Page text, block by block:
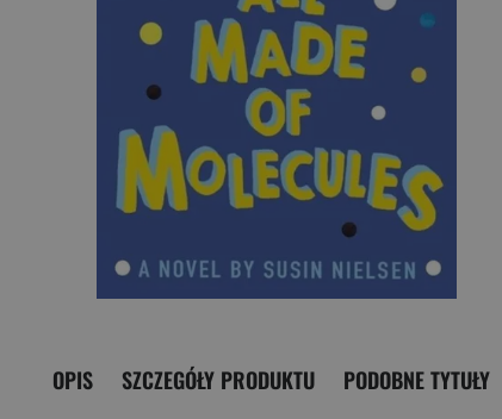
OPIS SZCZEGÓŁY PRODUKTU PODOBNE TYTUŁY